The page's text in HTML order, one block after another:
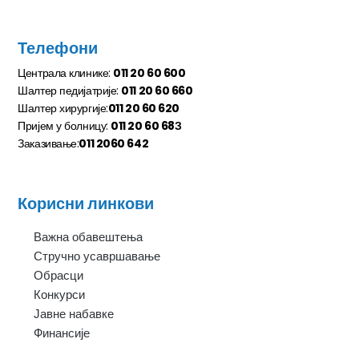
Телефони
Централа клинике: 011 20 60 600
Шалтер педијатрије: 011 20 60 660
Шалтер хирургије:011 20 60 620
Пријем у болницу: 011 20 60 68З
Заказивање:011 2060 642
Корисни линкови
Важна обавештења
Стручно усавршавање
Обрасци
Конкурси
Јавне набавке
Финансије